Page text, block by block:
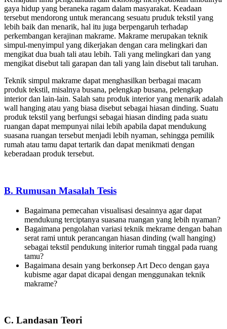
gaya hidup yang beraneka ragam dalam masyarakat. Keadaan
tersebut mendorong untuk merancang sesuatu pruduk tekstil yang
lebih baik dan menarik, hal itu juga berpengaruh terhadap
perkembangan kerajinan makrame. Makrame merupakan teknik
simpul-menyimpul yang dikerjakan dengan cara melingkari dan
mengikat dua buah tali atau lebih. Tali yang melingkari dan yang
mengikat disebut tali garapan dan tali yang lain disebut tali taruhan.
Teknik simpul makrame dapat menghasilkan berbagai macam
produk tekstil, misalnya busana, pelengkap busana, pelengkap
interior dan lain-lain. Salah satu produk interior yang menarik adalah
wall hanging atau yang biasa disebut sebagai hiasan dinding. Suatu
produk tekstil yang berfungsi sebagai hiasan dinding pada suatu
ruangan dapat mempunyai nilai lebih apabila dapat mendukung
suasana ruangan tersebut menjadi lebih nyaman, sehingga pemilik
rumah atau tamu dapat tertarik dan dapat menikmati dengan
keberadaan produk tersebut.
B. Rumusan Masalah Tesis
Bagaimana pemecahan visualisasi desainnya agar dapat
mendukung terciptanya suasana ruangan yang lebih nyaman?
Bagaimana pengolahan variasi teknik mekrame dengan bahan
serat rami untuk perancangan hiasan dinding (wall hanging)
sebagai tekstil pendukung initerior rumah tinggal pada ruang
tamu?
Bagaimana desain yang berkonsep Art Deco dengan gaya
kubisme agar dapat dicapai dengan menggunakan teknik
makrame?
C. Landasan Teori